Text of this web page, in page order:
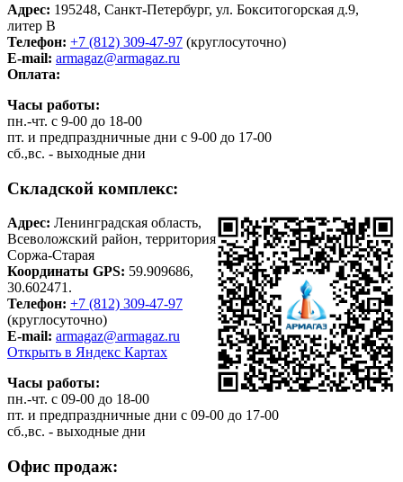
Адрес: 195248, Санкт-Петербург, ул. Бокситогорская д.9,
литер В
Телефон: +7 (812) 309-47-97 (круглосуточно)
E-mail: armagaz@armagaz.ru
Оплата:
Часы работы:
пн.-чт. с 9-00 до 18-00
пт. и предпраздничные дни с 9-00 до 17-00
сб.,вс. - выходные дни
Складской комплекс:
Адрес: Ленинградская область,
Всеволожский район, территория
Соржа-Старая
Координаты GPS: 59.909686,
30.602471.
Телефон: +7 (812) 309-47-97
(круглосуточно)
E-mail: armagaz@armagaz.ru
Открыть в Яндекс Картах
Часы работы:
пн.-чт. с 09-00 до 18-00
пт. и предпраздничные дни с 09-00 до 17-00
сб.,вс. - выходные дни
Офис продаж: